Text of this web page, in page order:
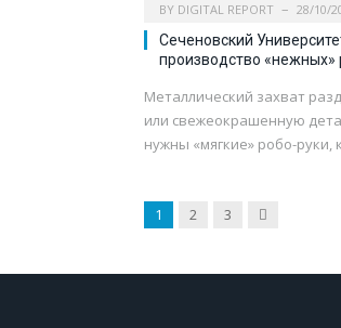
BY DIGITAL REPORT 28/10/
Сеченовский
производство «нежных»
Металлический захват
или свежеокрашенную
нужны «мягкие» робо-
1 2 3 Next